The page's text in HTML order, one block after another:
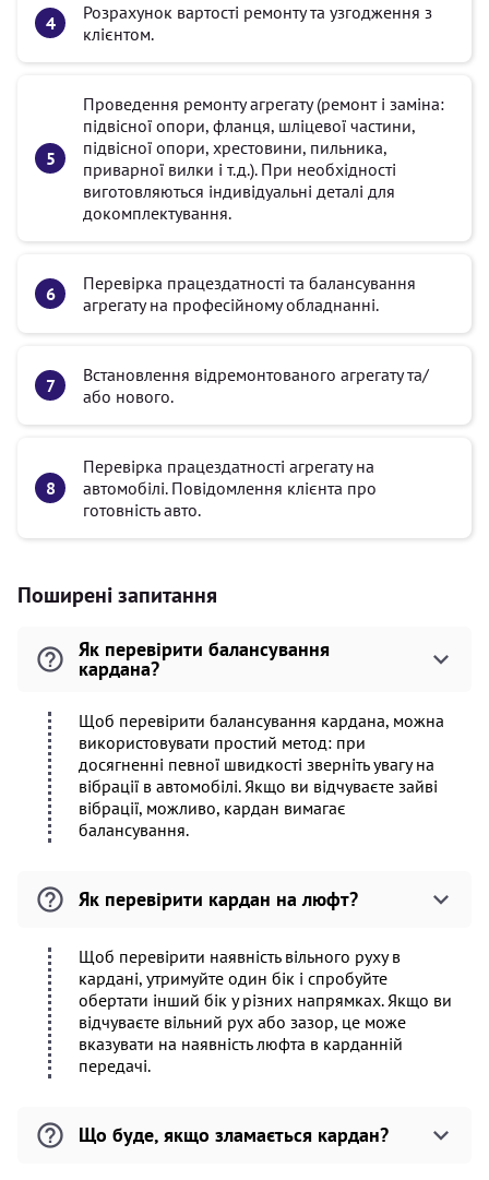
Розрахунок вартості ремонту та узгодження з
клієнтом.
Проведення ремонту агрегату (ремонт і заміна:
підвісної опори, фланця, шліцевої частини,
підвісної опори, хрестовини, пильника,
приварної вилки і т.д.). При необхідності
виготовляються індивідуальні деталі для
докомплектування.
Перевірка працездатності та балансування
агрегату на професійному обладнанні.
Встановлення відремонтованого агрегату та/
або нового.
Перевірка працездатності агрегату на
автомобілі. Повідомлення клієнта про
готовність авто.
Поширені запитання
Як перевірити балансування
кардана?
Щоб перевірити балансування кардана, можна
використовувати простий метод: при
досягненні певної швидкості зверніть увагу на
вібрації в автомобілі. Якщо ви відчуваєте зайві
вібрації, можливо, кардан вимагає
балансування.
Як перевірити кардан на люфт?
Щоб перевірити наявність вільного руху в
кардані, утримуйте один бік і спробуйте
обертати інший бік у різних напрямках. Якщо ви
відчуваєте вільний рух або зазор, це може
вказувати на наявність люфта в карданній
передачі.
Що буде, якщо зламається кардан?